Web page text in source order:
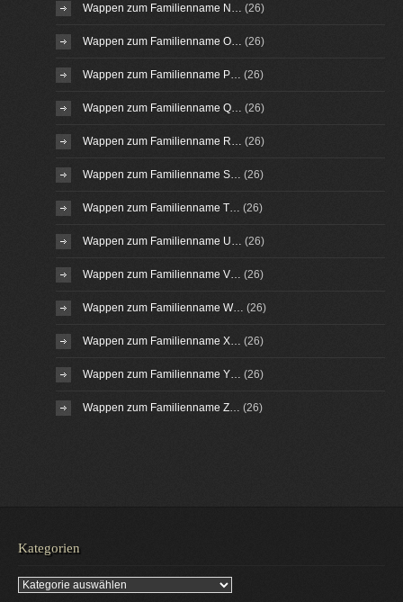
Wappen zum Familienname N… (26)
Wappen zum Familienname O… (26)
Wappen zum Familienname P… (26)
Wappen zum Familienname Q… (26)
Wappen zum Familienname R… (26)
Wappen zum Familienname S… (26)
Wappen zum Familienname T… (26)
Wappen zum Familienname U… (26)
Wappen zum Familienname V… (26)
Wappen zum Familienname W… (26)
Wappen zum Familienname X… (26)
Wappen zum Familienname Y… (26)
Wappen zum Familienname Z… (26)
Kategorien
Kategorien